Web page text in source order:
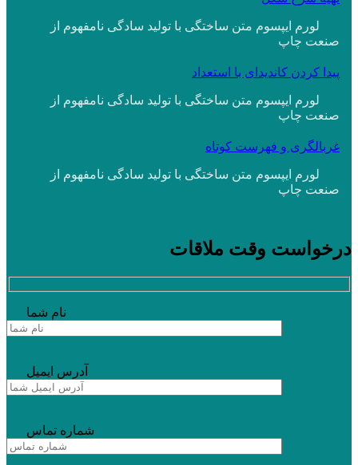
لورم ایپسوم متن ساختگی با تولید سادگی نامفهوم از
صنعت چاپ
پیدا کردن کاندیدای با استعداد
لورم ایپسوم متن ساختگی با تولید سادگی نامفهوم از
صنعت چاپ
غربالگری و فهرست کوتاه
لورم ایپسوم متن ساختگی با تولید سادگی نامفهوم از
صنعت چاپ
درخواست وقت ملاقات
نام شما
آدرس ایمیل
شماره تماس